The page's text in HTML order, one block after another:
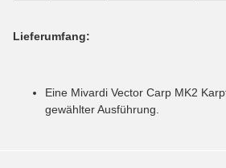
Lieferumfang:
Eine Mivardi Vector Carp MK2
gewählter Ausführung.